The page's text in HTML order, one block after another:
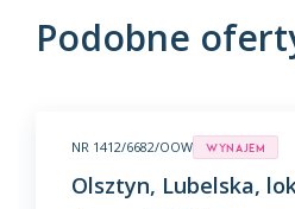
Podobne
NR 1412/6682/OOW Wynajem
Olsztyn, Lubelska,